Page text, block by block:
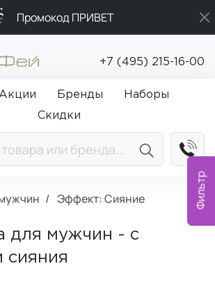
Фильтр
Промокод ПРИВЕТ
доставка от 5 000₽
в каждый заказ от 5 000₽
+7 (495) 215-16-00
Бренды
Наборы
Скидки
Эффект: Сияние
для мужчин - с